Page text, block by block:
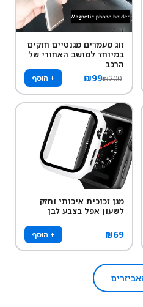
זוג מעמדים מגנטיים חזקים
במיוחד למושב האחורי של
הרכב
₪99₪200 + הוסף
מגן זכוכית איכותי וחזק
לשעון אפל בצבע לבן
₪69 + הוסף